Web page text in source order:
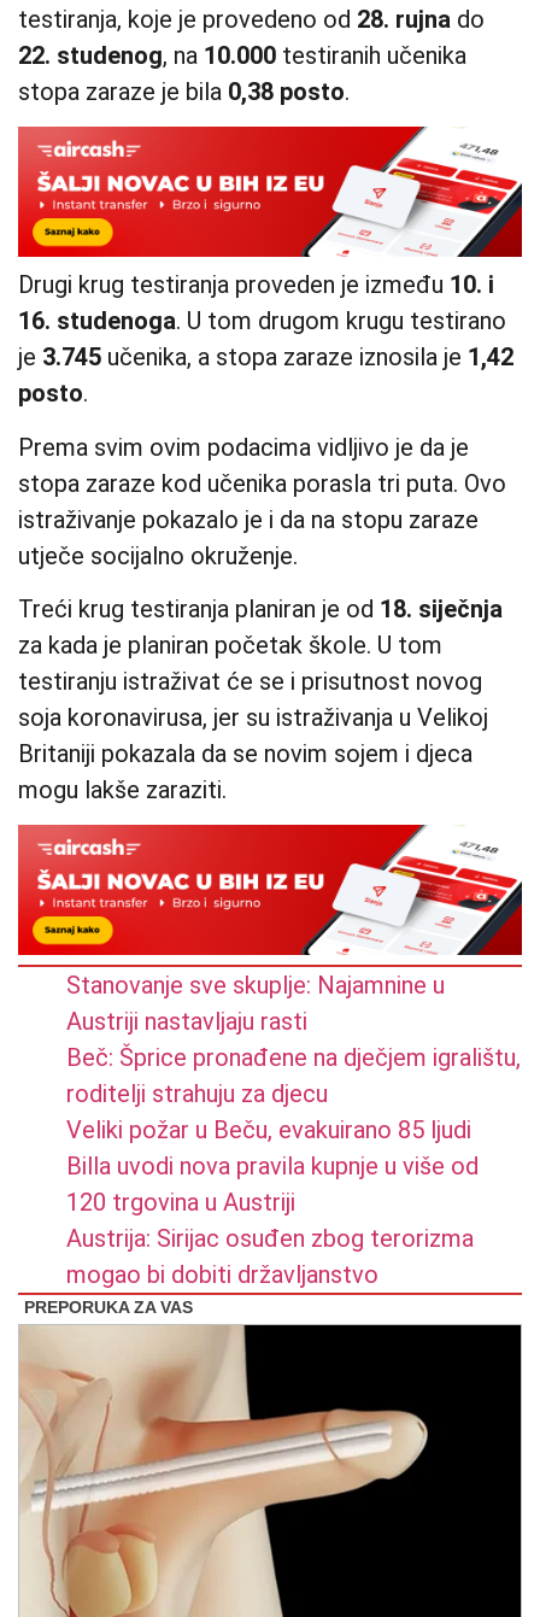
testiranja, koje je provedeno od 28. rujna do
22. studenog, na 10.000 testiranih učenika
stopa zaraze je bila 0,38 posto.
Drugi krug testiranja proveden je između 10. i
16. studenoga. U tom drugom krugu testirano
je 3.745 učenika, a stopa zaraze iznosila je 1,42
posto.
Prema svim ovim podacima vidljivo je da je
stopa zaraze kod učenika porasla tri puta. Ovo
istraživanje pokazalo je i da na stopu zaraze
utječe socijalno okruženje.
Treći krug testiranja planiran je od 18. siječnja
za kada je planiran početak škole. U tom
testiranju istraživat će se i prisutnost novog
soja koronavirusa, jer su istraživanja u Velikoj
Britaniji pokazala da se novim sojem i djeca
mogu lakše zaraziti.
Stanovanje sve skuplje: Najamnine u
Austriji nastavljaju rasti
Beč: Šprice pronađene na dječjem igralištu,
roditelji strahuju za djecu
Veliki požar u Beču, evakuirano 85 ljudi
Billa uvodi nova pravila kupnje u više od
120 trgovina u Austriji
Austrija: Sirijac osuđen zbog terorizma
mogao bi dobiti državljanstvo